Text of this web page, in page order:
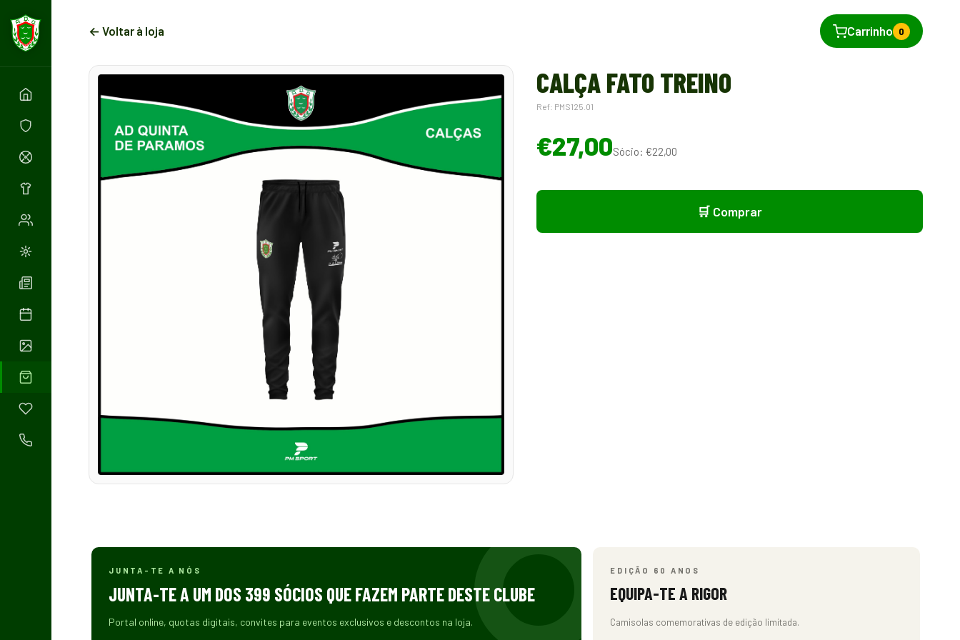
← Voltar à loja Carrinho 0
CALÇA FATO TREINO
Ref: PMS125.01
€27,00Sócio: €22,00
🛒 Comprar
JUNTA-TE A NÓS
JUNTA-TE A UM DOS 399 SÓCIOS QUE FAZEM PARTE DESTE CLUBE
Portal online, quotas digitais, convites para eventos exclusivos e descontos na loja.
EDIÇÃO 60 ANOS
EQUIPA-TE A RIGOR
Camisolas comemorativas de edição limitada.